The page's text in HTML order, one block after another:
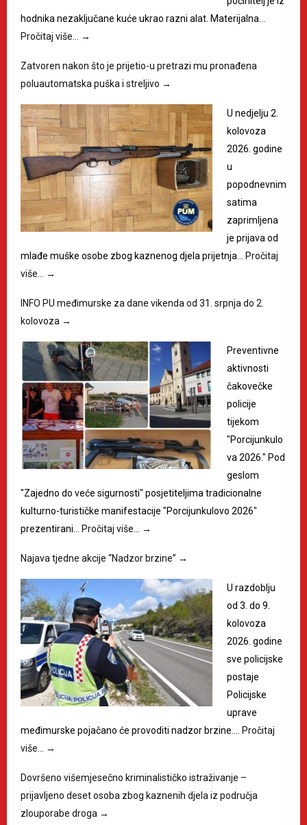
hodnika nezaključane kuće ukrao razni alat. Materijalna…
Pročitaj više…
→
Zatvoren nakon što je prijetio-u pretrazi mu pronađena
poluautomatska puška i streljivo →
U nedjelju 2.
kolovoza
2026. godine
u
popodnevnim
satima
zaprimljena
je prijava od
mlađe muške osobe zbog kaznenog djela prijetnja…
Pročitaj
više…
→
INFO PU međimurske za dane vikenda od 31. srpnja do 2.
kolovoza →
Preventivne
aktivnosti
čakovečke
policije
tijekom
"Porcijunkulo
va 2026." Pod
geslom
"Zajedno do veće sigurnosti" posjetiteljima tradicionalne
kulturno-turističke manifestacije "Porcijunkulovo 2026"
prezentirani…
Pročitaj više… →
Najava tjedne akcije “Nadzor brzine” →
U razdoblju
od 3. do 9.
kolovoza
2026. godine
sve policijske
postaje
Policijske
uprave
međimurske pojačano će provoditi nadzor brzine.…
Pročitaj
više…
→
Dovršeno višemjesečno kriminalističko istraživanje –
prijavljeno deset osoba zbog kaznenih djela iz područja
zlouporabe droga →